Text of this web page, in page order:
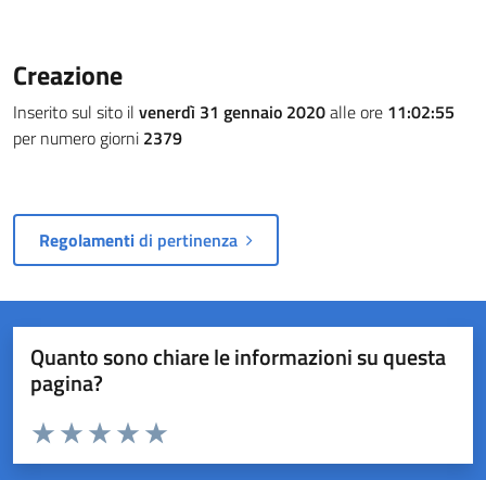
Creazione
Inserito sul sito il venerdì 31 gennaio 2020alle ore 11:02:55
per numero giorni 2379
Regolamentidi pertinenza
Quanto sono chiare le informazioni su questa
pagina?
Valuta da 1 a 5 stelle la pagina
Valuta 5 stelle su 5
Valuta 4 stelle su 5
Valuta 3 stelle su 5
Valuta 2 stelle su 5
Valuta 1 stelle su 5